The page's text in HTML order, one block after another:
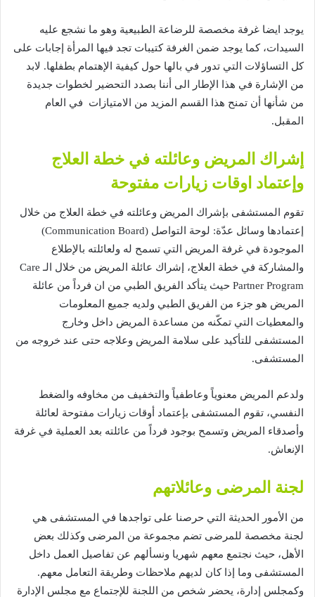
يوجد ايضا غرفة مخصصة للرضاعة الطبيعية وهو ما نشجع عليه
السيدات، كما يوجد ضمن الغرفة كتيبات تجد فيها المرأة إجابات على
كل
التساؤلات التي تدور في بالها حول كيفية الإهتمام بطفلها. لابد
من
الإشارة في هذا الإطار الى أننا بصدد التحضير لخطوات جديدة
من شأنها أن تمنح هذا القسم المزيد من الامتيازات في
العام
المقبل.
إشراك المريض وعائلته في خطة العلاج
وإعتماد اوقات زيارات مفتوحة
تقوم المستشفى بإشراك المريض وعائلته في خطة العلاج من خلال
إعتمادها وسائل عدّة: لوحة التواصل (Communication Board)
الموجودة في غرفة المريض التي تسمح له ولعائلته بالإطلاع
والمشاركة في خطة العلاج، إشراك عائلة المريض من خلال الـ Care
Partner Program حيث يتأكد الفريق الطبي من ان فرداً من عائلة
المريض هو جزء من الفريق الطبي ولديه جميع
المعلومات
والمعطيات
التي تمكّنه من مساعدة المريض داخل وخارج
المستشفى للتأكيد على سلامة المريض وعلاجه حتى عند خروجه من
المستشفى.
ولدعم المريض معنوياً وعاطفياً والتخفيف من مخاوفه والضغط
النفسي، تقوم المستشفى بإعتماد أوقات زيارات مفتوحة لعائلة
وأصدقاء
المريض وتسمح بوجود فرداً من عائلته بعد العملية في غرفة
الإنعاش.
لجنة المرضى وعائلاتهم
من الأمور الحديثة التي حرصنا على تواجدها في المستشفى هي
لجنة مخصصة للمرضى تضم مجموعة من المرضى وكذلك بعض
الأهل، حيث نجتمع معهم شهريا ونسألهم عن تفاصيل العمل داخل
المستشفى وما إذا كان لديهم ملاحظات وطريقة التعامل معهم.
وكمجلس
إدارة، يحضر شخص من اللجنة للإجتماع مع مجلس
الإدارة